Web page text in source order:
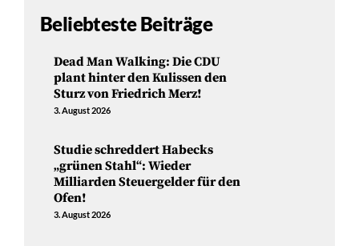
Beliebteste Beiträge
Dead Man Walking: Die CDU
plant hinter den Kulissen den
Sturz von Friedrich Merz!
3. August 2026
Studie schreddert Habecks
„grünen Stahl“: Wieder
Milliarden Steuergelder für den
Ofen!
3. August 2026